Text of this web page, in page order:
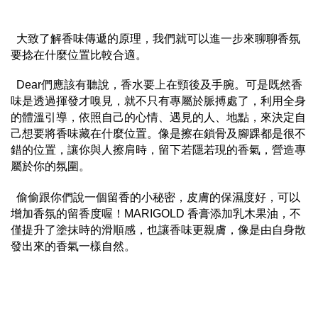
大致了解香味傳遞的原理，我們就可以進一步來聊聊香氛
要捻在什麼位置比較合適。
Dear們應該有聽說，香水要上在頸後及手腕。可是既然香
味是透過揮發才嗅見，就不只有專屬於脈搏處了，利用全身
的體溫引導，依照自己的心情、遇見的人、地點，來決定自
己想要將香味藏在什麼位置。像是擦在鎖骨及腳踝都是很不
錯的位置，讓你與人擦肩時，留下若隱若現的香氣，營造專
屬於你的氛圍。
偷偷跟你們說一個留香的小秘密，皮膚的保濕度好，可以
增加香氛的留香度喔！MARIGOLD 香膏添加乳木果油，不
僅提升了塗抹時的滑順感，也讓香味更親膚，像是由自身散
發出來的香氣一樣自然。